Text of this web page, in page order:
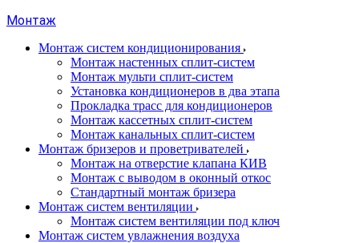
Монтаж
Монтаж систем кондиционирования
Монтаж настенных сплит-систем
Монтаж мульти сплит-систем
Установка кондиционеров в два этапа
Прокладка трасс для кондиционеров
Монтаж кассетных сплит-систем
Монтаж канальных сплит-систем
Монтаж бризеров и проветривателей
Монтаж на отверстие клапана КИВ
Монтаж с выводом в оконный откос
Стандартный монтаж бризера
Монтаж систем вентиляции
Монтаж систем вентиляции под ключ
Монтаж систем увлажнения воздуха